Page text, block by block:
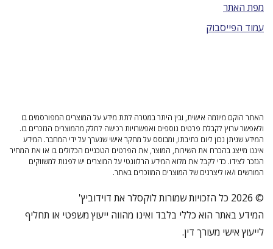
מפת האתר
עמוד הפייסבוק
האתר הוקם מיוזמה אישית, ובין היתר במטרה לתת מידע על המוצרים המפורסמים בו
ולאפשר ערוץ לקבלת פרטים נוספים ואפשרויות רכישה לחלק מהמוצרים הנזכרים בו.
המידע שניתן נכון ליום כתיבתו, ומבוסס על מחקר אישי שנערך על ידי המחבר. המידע
איננו מייצג בהכרח את השירות, המוצר, את הפרטים הטכניים הכלולים בו או את המחיר
הנזכר לצידו. כדי לקבל את מלוא המידע הרלוונטי על המוצרים יש לפנות למשווקים
המורשים ו/או ליצרנים של המוצרים המוזכרים באתר.
© 2026 כל הזכויות שמורות לוקסלר את דוידוביץ'
המידע באתר הוא כללי בלבד ואינו מהווה ייעוץ משפטי או תחליף
לייעוץ אישי מעורך דין.